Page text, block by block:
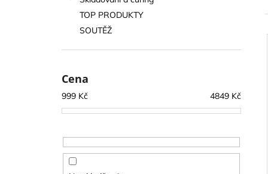
TOP PRODUKTY
SOUTĚŽ
Cena
999 Kč 4849 Kč
SUŠÍCÍ SÍŤ SUŠINKA - ČERNÁ
OVÁLNÁ S ORANŽOVÝM ZIPEM, 6